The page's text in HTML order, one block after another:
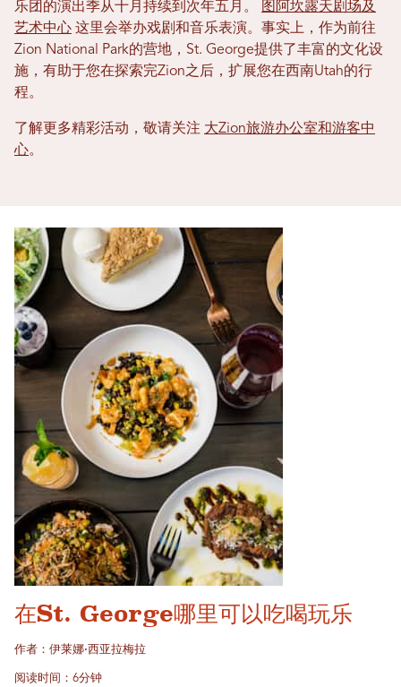
乐团的演出季从十月持续到次年五月。
图阿坎露天剧场及
艺术中心 这里会举办戏剧和音乐表演。事实上，作为前往
Zion National Park的营地，St. George提供了丰富的文化设
施，有助于您在探索完Zion之后，扩展您在西南Utah的行
程。
了解更多精彩活动，敬请关注 大Zion旅游办公室和游客中
心。
在St. George哪里可以吃喝玩乐
作者：伊莱娜·西亚拉梅拉
阅读时间：6分钟